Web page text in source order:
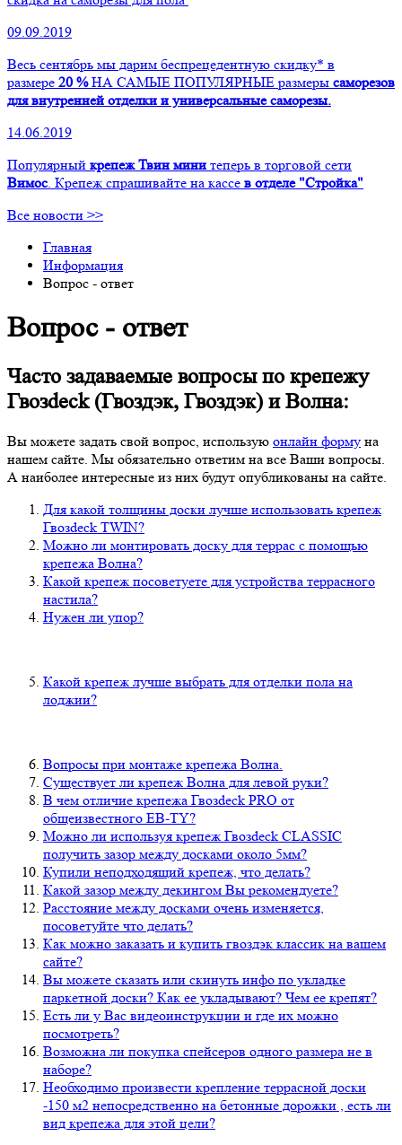
09.09.2019
Весь сентябрь мы дарим беспрецедентную скидку* в
размере 20 %НА САМЫЕ ПОПУЛЯРНЫЕ размеры саморезов
для внутренней отделки и универсальные саморезы.
14.06.2019
Популярный крепеж Твин мини теперь в торговой сети
Вимос. Крепеж спрашивайте на кассе в отделе "Стройка"
Все новости >>
Главная
Информация
Вопрос - ответ
Вопрос - ответ
Часто задаваемые вопросы по крепежу
Гвозdeck (Гвоздэк, Гвоздэк) и Волна:
Вы можете задать свой вопрос, использую онлайн форму на
нашем сайте. Мы обязательно ответим на все Ваши вопросы.
А наиболее интересные из них будут опубликованы на сайте.
Для какой толщины доски лучше использовать крепеж
Гвозdeck TWIN?
Можно ли монтировать доску для террас с помощью
крепежа Волна?
Какой крепеж посоветуете для устройства террасного
настила?
Нужен ли упор?
Какой крепеж лучше выбрать для отделки пола на
лоджии?
Вопросы при монтаже крепежа Волна.
Существует ли крепеж Волна для левой руки?
В чем отличие крепежа Гвозdeck PRO от
общеизвестного EB-TY?
Можно ли используя крепеж Гвозdeck CLASSIC
получить зазор между досками около 5мм?
Купили неподходящий крепеж, что делать?
Какой зазор между декингом Вы рекомендуете?
Расстояние между досками очень изменяется,
посоветуйте что делать?
Как можно заказать и купить гвоздэк классик на вашем
сайте?
Вы можете сказать или скинуть инфо по укладке
паркетной доски? Как ее укладывают? Чем ее крепят?
Есть ли у Вас видеоинструкции и где их можно
посмотреть?
Возможна ли покупка спейсеров одного размера не в
наборе?
Необходимо произвести крепление террасной доски
-150 м2 непосредственно на бетонные дорожки , есть ли
вид крепежа для этой цели?